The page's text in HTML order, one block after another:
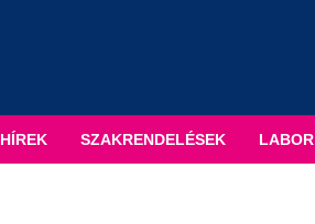
HÍREK SZAKRENDELÉSEK LABOR